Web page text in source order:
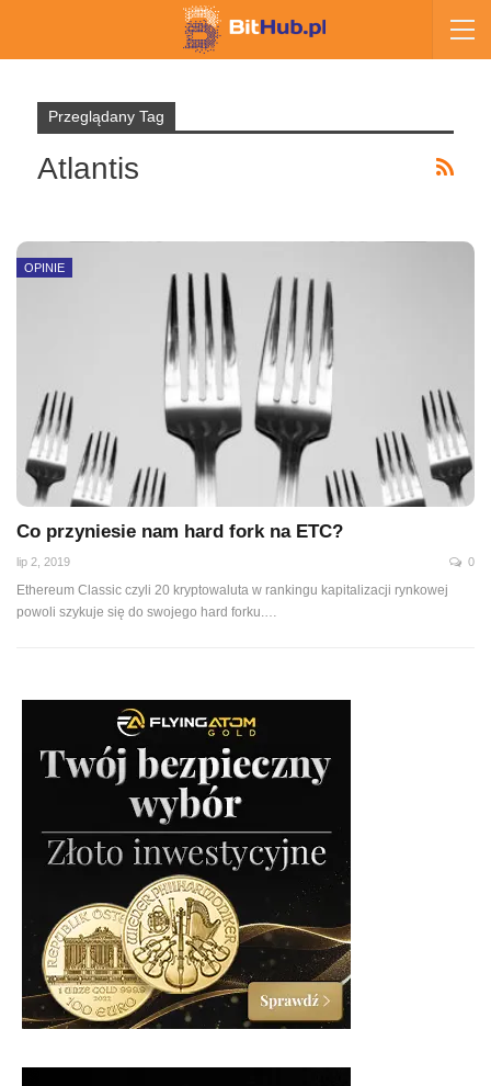
Przeglądany Tag
Atlantis
OPINIE
Co przyniesie nam hard fork na ETC?
lip 2, 2019 0
Ethereum Classic czyli 20 kryptowaluta w rankingu kapitalizacji rynkowej
powoli szykuje się do swojego hard forku.…